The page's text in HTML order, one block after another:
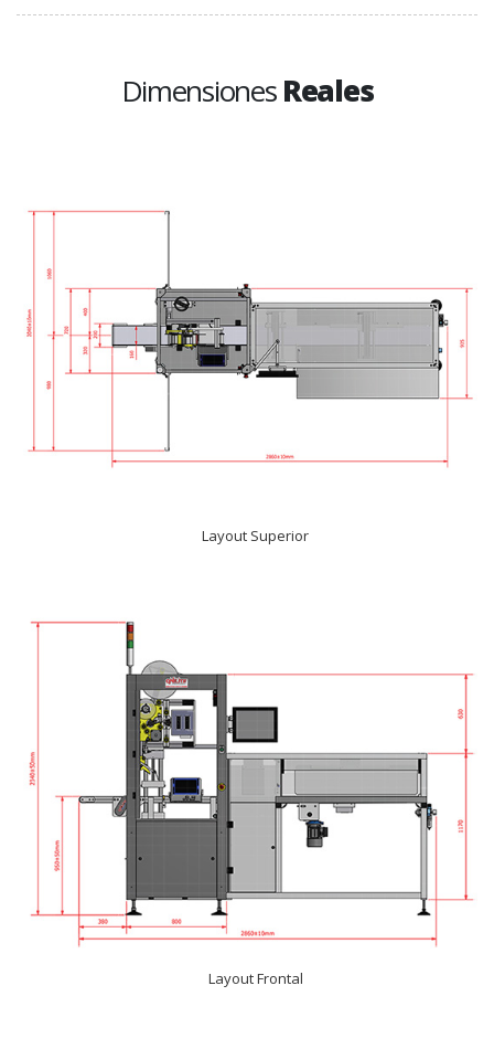
DimensionesReales
Layout Superior
Layout Frontal